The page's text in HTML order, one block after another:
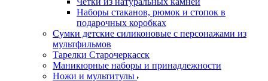
Наборы стаканов, рюмок и стопок в
подарочных коробках
Сумки детские силиконовые с персонажами из
мультфильмов
Тарелки Старочеркасск
Маникюрные наборы и принадлежности
Ножи и мультитулы